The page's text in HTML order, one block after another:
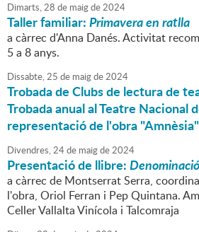
Dimarts,28 de maigde2024
Taller familiar:Primavera en ratlla
a càrrec d'Anna Danés. Activitat
5 a 8 anys.
Dissabte,25 de maigde2024
Trobada de Clubs de lectura de
Trobada anual al Teatre Nacional
representació de l'obra
Divendres,24de maigde2024
Presentació de llibre:
a càrrec de Montserrat Serra,
l'obra, Oriol Ferran i Pep Quintana.
Celler Vallalta Vinícola i Talcomraja